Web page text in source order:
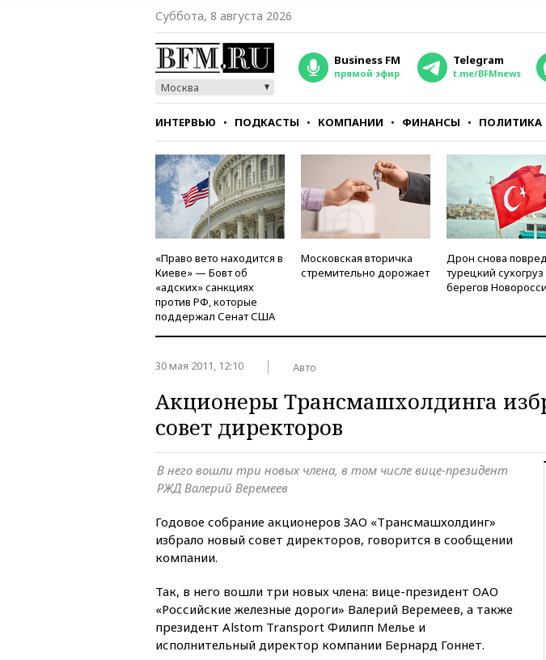
Суббота, 8 августа 2026
Москва
Business FM
прямой эфир
Telegram
t.me/BFMnews
ИНТЕРВЬЮ ПОДКАСТЫ КОМПАНИИ ФИНАНСЫ ПОЛИТИКА
СТИЛЬ ТЕСТЫ
«Право вето находится в
Киеве» — Бовт об
«адских» санкциях
против РФ, которые
поддержал Сенат США
Московская вторичка
стремительно дорожает
Дрон снова
турецкий сухогруз
берегов
30 мая 2011, 12:10 Авто
Акционеры Трансмашхолдинга
совет директоров
В него вошли три новых члена, в том числе вице-президент
РЖД Валерий Веремеев
Годовое собрание акционеров ЗАО «Трансмашхолдинг»
избрало новый совет директоров, говорится в сообщении
компании.
Так, в него вошли три новых члена: вице-президент ОАО
«Российские железные дороги» Валерий Веремеев, а также
президент Alstom Transport Филипп Мелье и
исполнительный директор компании Бернард Гоннет.